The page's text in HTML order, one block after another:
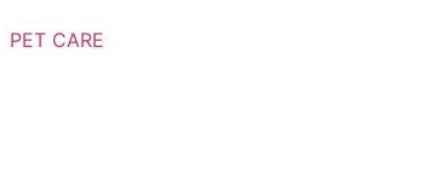
PET CARE